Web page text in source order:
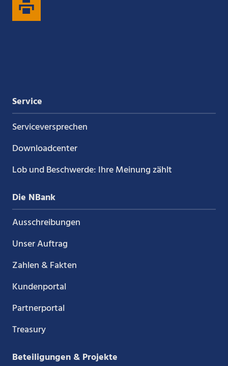
auf
Service
Service­versprechen
Downloadcenter
Lob und Beschwerde: Ihre Meinung zählt
Die NBank
Ausschreibungen
Unser Auftrag
Zahlen & Fakten
Kundenportal
Partnerportal
Treasury
Beteiligungen & Projekte